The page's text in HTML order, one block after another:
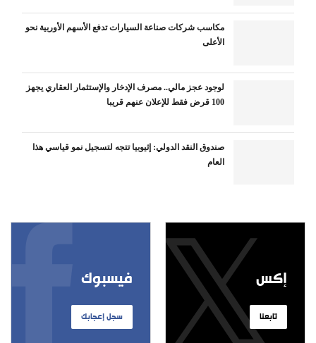
مكاسب شركات صناعة السيارات تدفع الأسهم الأوربية نحو
الأعلى
لوجود عجز مالي.. مصرف الإدخار والإستثمار العقاري يجهز
100 قرض فقط للإعلان عنهم قريبا
صندوق النقد الدولي: إثيوبيا تتجه لتسجيل نمو قياسي هذا
العام
فيسبوك
سجل إعجابك
إكس
تابعنا